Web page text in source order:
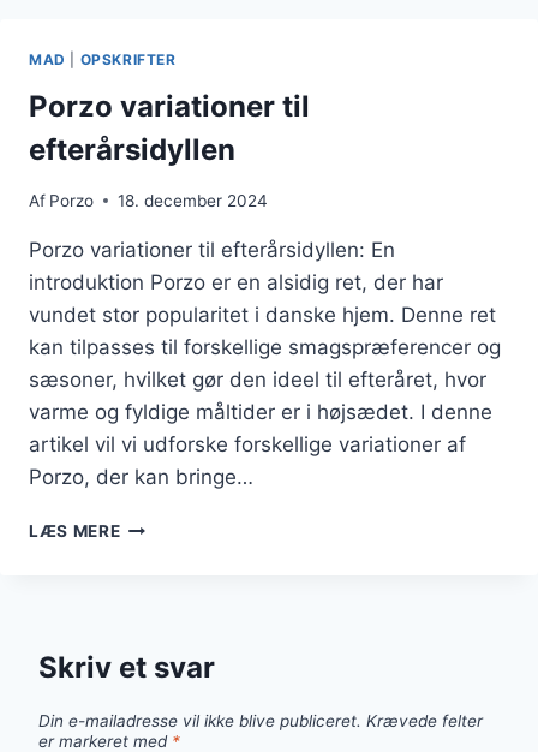
MAD OPSKRIFTER
Porzo variationer til
efterårsidyllen
Af Porzo 18. december 2024
Porzo variationer til efterårsidyllen: En
introduktion Porzo er en alsidig ret, der har
vundet stor popularitet i danske hjem. Denne ret
kan tilpasses til forskellige smagspræferencer og
sæsoner, hvilket gør den ideel til efteråret, hvor
varme og fyldige måltider er i højsædet. I denne
artikel vil vi udforske forskellige variationer af
Porzo, der kan bringe…
LÆS MEREPORZO
Skriv et svar
Din e-mailadresse vil ikke blive publiceret. Krævede felter
er markeret med *